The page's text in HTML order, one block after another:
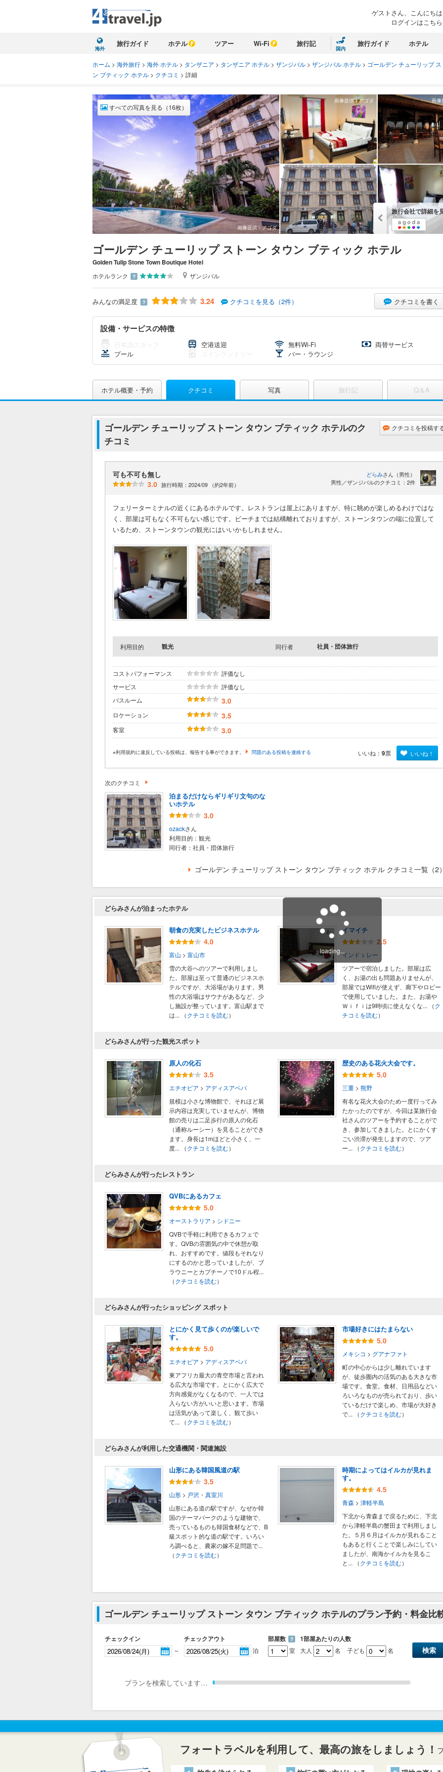
ゲストさん、こんにちは
ログインはこちら
海外
旅行ガイド ホテル ツアー Wi-Fi 旅行記
国内
旅行ガイド ホテル
ホーム > 海外旅行 > 海外 ホテル > タンザニア > タンザニア ホテル > ザンジバル > ザンジバル ホテル > ゴールデン チューリップ
ン ブティック ホテル > クチコミ > 詳細
画像提供：アゴダ
すべての写真を見る（16枚）
画像提供：アゴダ 画像
旅行会社で詳細を
ゴールデン チューリップ ストーン タウン ブティック ホテル
Golden Tulip Stone Town Boutique Hotel
ホテルランク ？ ザンジバル
みんなの満足度 ？ 3.24 クチコミを見る（2件） クチコミを書く
設備・サービスの特徴
空港送迎 無料Wi-Fi
両替サービス
プール
バー・ラウンジ
ホテル概要・予約 クチコミ 写真 旅行記 Q＆A
ゴールデン チューリップ ストーン タウン ブティック ホテルのク
チコミ
クチコミを投稿す
可も不可も無し
3.0 旅行時期：2024/09 （約2年前）
どらみさん（男性）
男性／ザンジバルのクチコミ：2件
フェリーターミナルの近くにあるホテルです。レストランは屋上にありますが、特に眺めが楽しめるわけではな
く、部屋は可もなく不可もない感じです。ビーチまでは結構離れておりますが、ストーンタウンの端に位置して
いるため、ストーンタウンの観光にはいいかもしれません。
利用目的 観光 同行者 社員・団体旅行
コストパフォーマンス
評価なし
サービス
評価なし
バスルーム
3.0
ロケーション 3.5
客室 3.0
※利用規約に違反している投稿は、報告する事ができます。 問題のある投稿を連絡する いいね： 9票 いいね！
次のクチコミ
泊まるだけならギリギリ文句のな
いホテル
3.0
ozackさん
利用目的： 観光
同行者： 社員・団体旅行
ゴールデン チューリップ ストーン タウン ブティック ホテル クチコミ一覧（2
どらみさんが泊まったホテル
朝食の充実したビジネスホテル
4.0
富山 > 富山市
雪の大谷へのツアーで利用しまし
た。部屋は至って普通のビジネスホ
テルですが、大浴場があります。男
性の大浴場はサウナがあるなど、少
し施設が整っています。富山駅まで
は...
（クチコミを読む）
イマイチ
2.5
インド > レー
ツアーで宿泊しました。部屋は広
く、お湯の出も問題ありませんが、
部屋ではWifiが使えず、廊下やロビー
で使用していました。また、お湯や
Ｗｉｆｉは9時頃に使えなくな...
（ク
チコミを読む）
どらみさんが行った観光スポット
原人の化石
3.5
エチオピア > アディスアベバ
規模は小さな博物館で、それほど展
示内容は充実していませんが、博物
館の売りは二足歩行の原人の化石
（通称ルーシー）を見ることができ
ます。身長は1mほどと小さく、一
度...
（クチコミを読む）
歴史のある花火大会です。
5.0
三重 > 熊野
有名な花火大会のため一度行ってみ
たかったのですが、今回は某旅行会
社さんのツアーを予約することがで
き、参加してきました。とにかくす
ごい渋滞が発生しますので、ツア
ー...
（クチコミを読む）
どらみさんが行ったレストラン
QVBにあるカフェ
5.0
オーストラリア > シドニー
QVBで手軽に利用できるカフェで
す。QVBの雰囲気の中で休憩が取
れ、おすすめです。値段もそれなり
にするのかと思っていましたが、ブ
ラウニーとカプチーノで10ドル程...
（クチコミを読む）
どらみさんが行ったショッピング スポット
とにかく見て歩くのが楽しいで
す。
5.0
エチオピア > アディスアベバ
東アフリカ最大の青空市場と言われ
る広大な市場です。とにかく広大で
方向感覚がなくなるので、一人では
入らない方がいいと思います。市場
は活気があって楽しく、観て歩い
て...
（クチコミを読む）
市場好きにはたまらない
5.0
メキシコ > グアナファト
町の中心からは少し離れています
が、徒歩圏内の活気のある大きな市
場です。食堂。食材、日用品などい
ろいろなものが売られており、歩い
ているだけで楽しめ、市場が大好き
で...
（クチコミを読む）
どらみさんが利用した交通機関・関連施設
山形にある韓国風道の駅
3.5
山形 > 戸沢・真室川
山形にある道の駅ですが、なぜか韓
国のテーマパークのような建物で、
売っているものも韓国食材などで、B
級スポット的な道の駅です。いろい
ろ調べると、農家の嫁不足問題で...
（クチコミを読む）
時期によってはイルカが見れま
す。
4.5
青森 > 津軽半島
下北から青森まで戻るために、下北
から津軽半島の蟹田まで利用しまし
た。５月６月はイルカが見れること
もあると行くことで楽しみにしてい
ましたが、南海かイルカを見るこ
と...
（クチコミを読む）
ゴールデン チューリップ ストーン タウン ブティック ホテルのプラン予約・料金比
チェックイン
～
チェックアウト
泊
部屋数 ？
室
1部屋あたりの人数
大人 名 子ども 名
プランを検索しています…
loading...
フォートラベルを利用して、最高の旅をしましょう！